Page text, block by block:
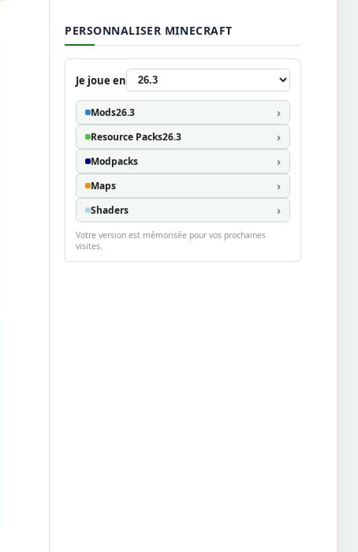
PERSONNALISER MINECRAFT
Je joue en
Mods26.3
Resource Packs26.3
Modpacks
Maps
Shaders
Votre version est mémorisée pour vos prochaines
visites.